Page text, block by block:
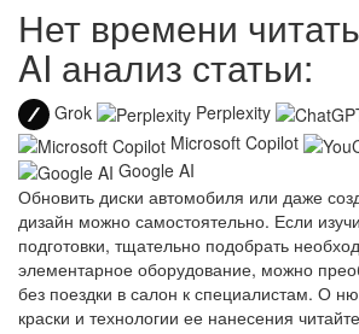
Нет времени
AI анализ статьи:
Grok Perplexity
Microsoft Copilot
Google AI
Обновить диски автомобиля или даже
дизайн можно самостоятельно. Если
подготовки, тщательно подобрать
элементарное оборудование, можно
без поездки в салон к специалистам. О
краски и технологии ее нанесения